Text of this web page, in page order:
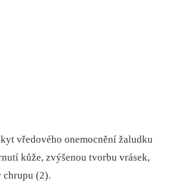
vředového onemocnění žaludku
kůže, zvýšenou tvorbu vrásek,
chrupu (2).